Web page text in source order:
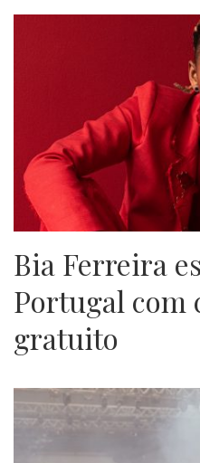
Bia Ferreira
Portugal com
gratuito